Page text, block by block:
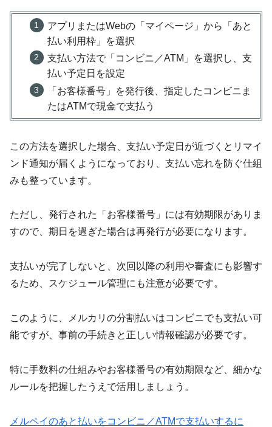
アプリまたはWebの「マイページ」から「あと
払い利用枠」を選択
支払い方法で「コンビニ／ATM」を選択し、支
払い予定日を設定
「お客様番号」を発行後、指定したコンビニま
たはATMで現金で支払う
この方法を選択した場合、支払い予定日が近づくとリマイ
ンド通知が届くようになっており、支払い忘れを防ぐ仕組
みも整っています。
ただし、発行された「お客様番号」には有効期限がありま
すので、期日を過ぎた場合は再発行が必要になります。
支払いが完了しないと、次回以降の利用や審査にも影響す
るため、スケジュール管理にも注意が必要です。
このように、メルカリの分割払いはコンビニでも支払い可
能ですが、事前の手続きと正しい情報確認が必要です。
特に手数料の仕組みやお客様番号の有効期限など、細かな
ルールを把握したうえで活用しましょう。
メルペイのあと払いをコンビニ／ATMで支払いするに